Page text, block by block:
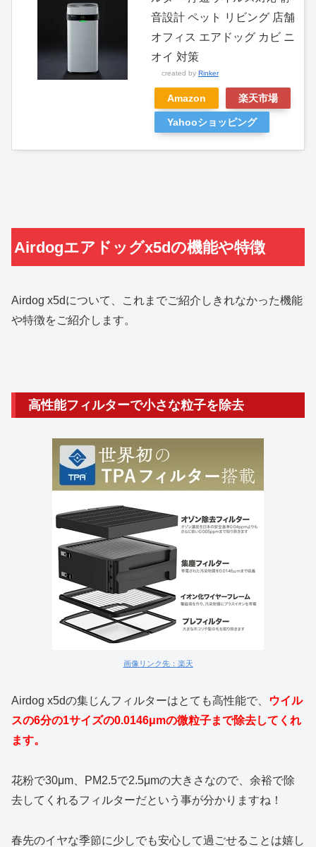
音設計 ペット リビング 店舗
オフィス エアドッグ カビ ニ
オイ 対策
created by Rinker
Amazon 楽天市場
Yahooショッピング
Airdogエアドッグx5dの機能や特徴
Airdog x5dについて、これまでご紹介しきれなかった機能
や特徴をご紹介します。
高性能フィルターで小さな粒子を除去
画像リンク先：楽天
Airdog x5dの集じんフィルターはとても高性能で、
ウイル
スの6分の1サイズの0.0146μmの微粒子まで除去してくれ
ます。
花粉で30μm、PM2.5で2.5μmの大きさなので、余裕で除
去してくれるフィルターだという事が分かりますね！
春先のイヤな季節に少しでも安心して過ごせることは嬉し